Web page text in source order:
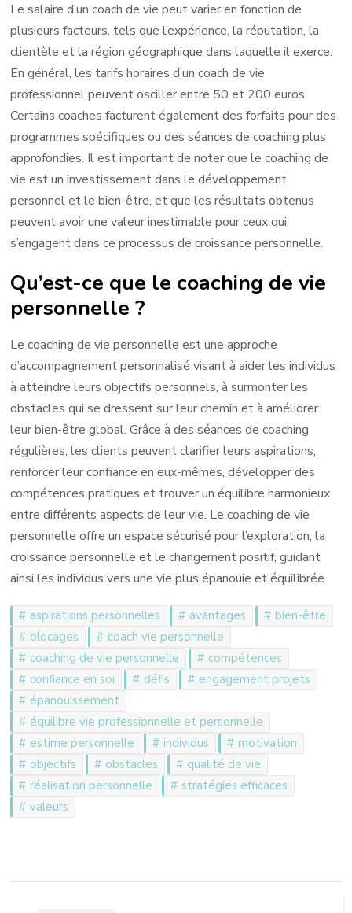
Le salaire d’un coach de vie peut varier en fonction de
plusieurs facteurs, tels que l’expérience, la réputation, la
clientèle et la région géographique dans laquelle il exerce.
En général, les tarifs horaires d’un coach de vie
professionnel peuvent osciller entre 50 et 200 euros.
Certains coaches facturent également des forfaits pour des
programmes spécifiques ou des séances de coaching plus
approfondies. Il est important de noter que le coaching de
vie est un investissement dans le développement
personnel et le bien-être, et que les résultats obtenus
peuvent avoir une valeur inestimable pour ceux qui
s’engagent dans ce processus de croissance personnelle.
Qu’est-ce que le coaching de vie
personnelle ?
Le coaching de vie personnelle est une approche
d’accompagnement personnalisé visant à aider les individus
à atteindre leurs objectifs personnels, à surmonter les
obstacles qui se dressent sur leur chemin et à améliorer
leur bien-être global. Grâce à des séances de coaching
régulières, les clients peuvent clarifier leurs aspirations,
renforcer leur confiance en eux-mêmes, développer des
compétences pratiques et trouver un équilibre harmonieux
entre différents aspects de leur vie. Le coaching de vie
personnelle offre un espace sécurisé pour l’exploration, la
croissance personnelle et le changement positif, guidant
ainsi les individus vers une vie plus épanouie et équilibrée.
aspirations personnelles avantages
bien-être
blocages
coach vie personnelle
coaching de vie personnelle
compétences
confiance en soi
défis
engagement projets
épanouissement
équilibre vie professionnelle et personnelle
estime personnelle
individus
motivation
objectifs
obstacles
qualité de vie
réalisation personnelle
stratégies efficaces
valeurs